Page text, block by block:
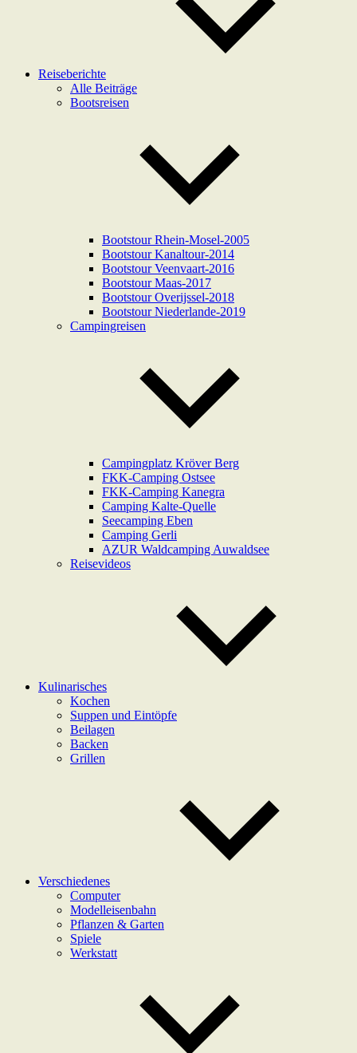
Reiseberichte
Alle Beiträge
Bootsreisen
Bootstour Rhein-Mosel-2005
Bootstour Kanaltour-2014
Bootstour Veenvaart-2016
Bootstour Maas-2017
Bootstour Overijssel-2018
Bootstour Niederlande-2019
Campingreisen
Campingplatz Kröver Berg
FKK-Camping Ostsee
FKK-Camping Kanegra
Camping Kalte-Quelle
Seecamping Eben
Camping Gerli
AZUR Waldcamping Auwaldsee
Reisevideos
Kulinarisches
Kochen
Suppen und Eintöpfe
Beilagen
Backen
Grillen
Verschiedenes
Computer
Modelleisenbahn
Pflanzen & Garten
Spiele
Werkstatt